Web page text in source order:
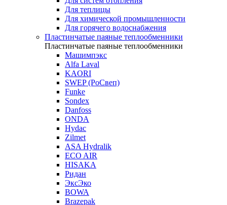
Для теплицы
Для химической промышленности
Для горячего водоснабжения
Пластинчатые паяные теплообменники
Пластинчатые паяные теплообменники
Машимпэкс
Alfa Laval
KAORI
SWEP (РоСвеп)
Funke
Sondex
Danfoss
ONDA
Hydac
Zilmet
ASA Hydralik
ECO AIR
HISAKA
Ридан
ЭксЭко
BOWA
Brazepak